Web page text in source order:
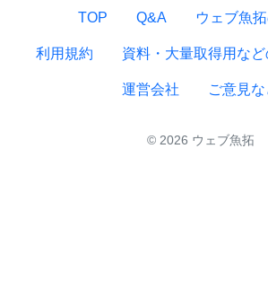
TOP Q&A ウェブ魚
利用規約 資料・大量取得用な
運営会社 ご意見
© 2026 ウェブ魚拓